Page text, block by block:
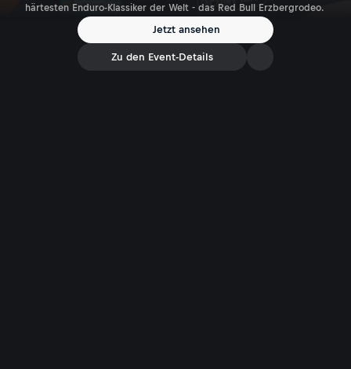
härtesten Enduro-Klassiker der Welt - das Red Bull Erzbergrodeo.
Jetzt ansehen
Zu den Event-Details